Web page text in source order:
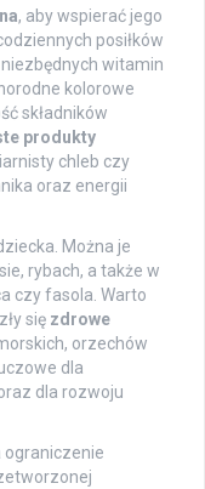
, aby wspierać jego
posiłków
witamin
kolorowe
składników
produkty
chleb czy
oraz energii
Można je
rybach, a także w
czy fasola. Warto
się zdrowe
orzechów
dla
dla rozwoju
ograniczenie